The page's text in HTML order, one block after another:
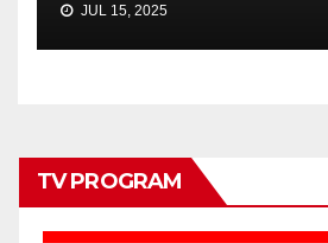
JUL 15, 2025
TV PROGRAM